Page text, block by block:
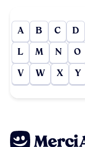
A B C D
L M N O
V W X Y